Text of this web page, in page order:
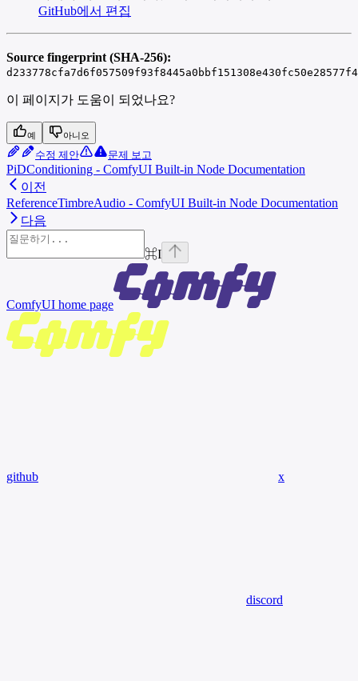
GitHub에서 편집
Source fingerprint (SHA-256):
이 페이지가 도움이 되었나요?
예 아니오
수정 제안 문제 보고
PiDConditioning - ComfyUI Built-in Node Documentation
이전
ReferenceTimbreAudio - ComfyUI Built-in Node Documentation
다음
⌘I
ComfyUI home page
github x
discord